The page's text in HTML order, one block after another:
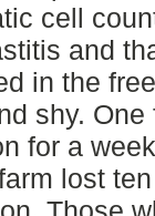
cell
and
in the
shy.
for a
lost